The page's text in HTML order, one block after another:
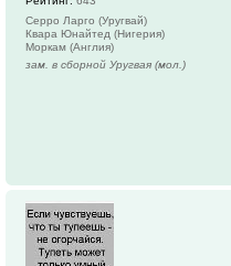
Серро Ларго (Уругвай)
Квара Юнайтед (Нигерия)
Моркам (Англия)
зам. в сборной Уругвая (мол.)